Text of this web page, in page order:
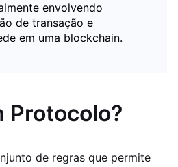
envolvendo
de transação e
em uma blockchain.
Protocolo?
de regras que permite